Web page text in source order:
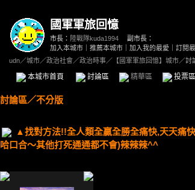
國軍軍旅回憶
市長： 陸戰隊kuda1994
副市長：
加入本城市
推薦本城市 加入我的最愛
訂閱
udn／城市／政治社會／政治時事／ 【國軍軍旅回憶】城市／討
本城市首頁 討論區 精華區 投票區
討論區／不分版
▲找對方法!!全人類全贏全勝全痛快,天天痛
哈口合～其他打死通通都不會)辣辣辣^^